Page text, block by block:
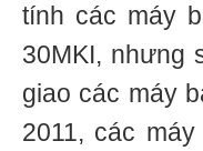
tính các máy
30MKI, nhưng
giao các máy
2011, các